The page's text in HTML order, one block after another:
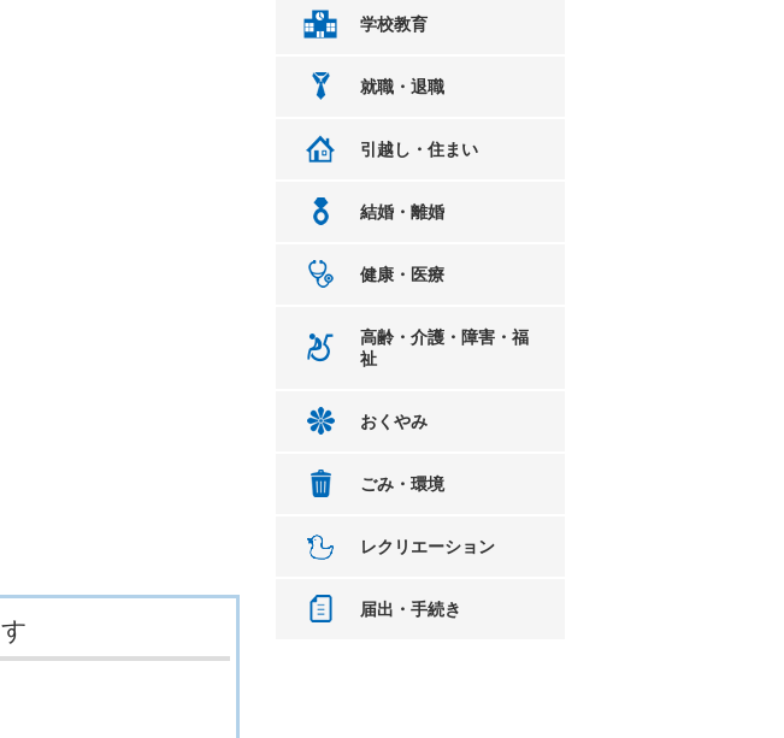
学校教育
就職・退職
引越し・住まい
結婚・離婚
健康・医療
高齢・介護・障害・福
祉
おくやみ
ごみ・環境
レクリエーション
届出・手続き